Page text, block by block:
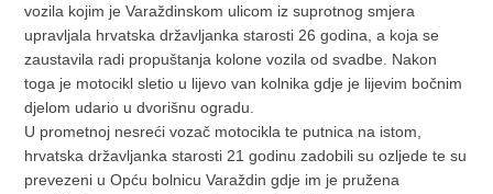
vozila kojim je Varaždinskom ulicom iz suprotnog smjera
upravljala hrvatska državljanka starosti 26 godina, a koja se
zaustavila radi propuštanja kolone vozila od svadbe. Nakon
toga je motocikl sletio u lijevo van kolnika gdje je lijevim bočnim
djelom udario u dvorišnu ogradu.
U prometnoj nesreći vozač motocikla te putnica na istom,
hrvatska državljanka starosti 21 godinu zadobili su ozljede te su
prevezeni u Opću bolnicu Varaždin gdje im je pružena